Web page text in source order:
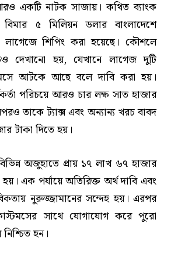
একটি নাটক সাজায়। কথিত ব্যাংক
বিমার ৫ মিলিয়ন ডলার বাংলাদেশে
লাগেজে শিপিং করা হয়েছে। কৌশলে
দেখানো হয়, যেখানে লাগেজ দুটি
আটকে আছে বলে দাবি করা হয়।
পরিচয়ে আরও চার লক্ষ সাত হাজার
তাকে ট্যাক্স এবং অন্যান্য খরচ বাবদ
টাকা দিতে হয়।
অজুহাতে প্রায় ১৭ লাখ ৬৭ হাজার
এক পর্যায়ে অতিরিক্ত অর্থ দাবি এবং
নুরুজ্জামানের সন্দেহ হয়। এরপর
সাথে যোগাযোগ করে পুরো
নিশ্চিত হন।